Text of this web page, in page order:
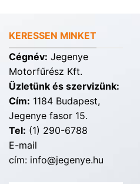
KERESSEN MINKET
Cégnév: Jegenye
Motorfűrész Kft.
Üzletünk és szervizünk:
Cím: 1184 Budapest,
Jegenye fasor 15.
Tel: (1) 290-6788
E-mail
cím: info@jegenye.hu